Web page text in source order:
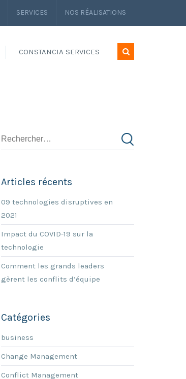
SERVICES NOS RÉALISATIONS
CONSTANCIA SERVICES
Articles récents
09 technologies disruptives en
2021
Impact du COVID-19 sur la
technologie
Comment les grands leaders
gèrent les conflits d’équipe
Catégories
business
Change Management
Conflict Management